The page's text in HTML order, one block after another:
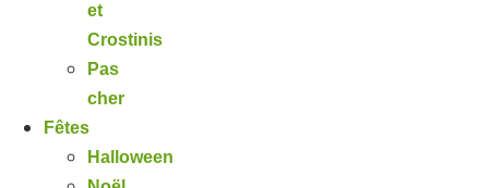
et
Crostinis
Pas
cher
Fêtes
Halloween